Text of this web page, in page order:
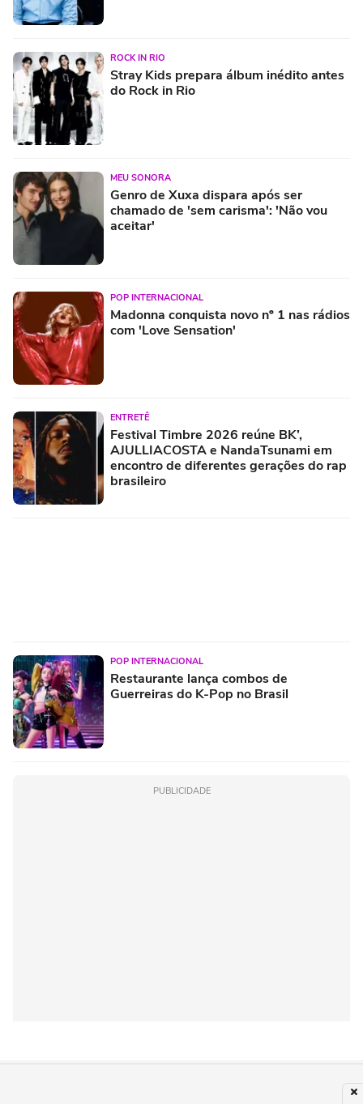
ROCK IN RIO
Stray Kids prepara álbum inédito antes
do Rock in Rio
MEU SONORA
Genro de Xuxa dispara após ser
chamado de 'sem carisma': 'Não vou
aceitar'
POP INTERNACIONAL
Madonna conquista novo nº 1 nas rádios
com 'Love Sensation'
ENTRETÊ
Festival Timbre 2026 reúne BK’,
AJULLIACOSTA e NandaTsunami em
encontro de diferentes gerações do rap
brasileiro
POP INTERNACIONAL
Restaurante lança combos de
Guerreiras do K-Pop no Brasil
PUBLICIDADE